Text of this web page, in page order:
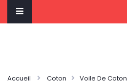
Accueil Coton Voile De Coton